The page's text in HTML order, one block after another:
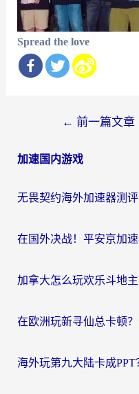
Spread the love
导
← 前一篇文章
加速国内游戏